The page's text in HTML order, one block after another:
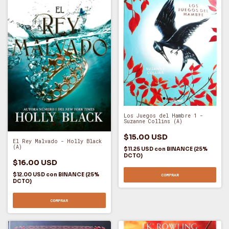
El Rey Malvado - Holly Black
(A)
$16.00 USD
$12.00 USD con BINANCE (25%
DCTO)
COMPRAR
Los Juegos del Hambre 1 -
Suzanne Collins (A)
$15.00 USD
$11.25 USD con BINANCE (25%
DCTO)
COMPRAR